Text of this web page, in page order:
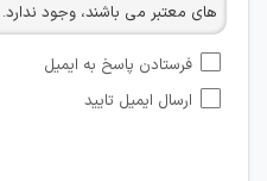
های معتبر می باشند، وجود ندارد.
شبکه های مجازی ارتباطی می
امکان تأیید نظرات کاربرانی
هرگونه تحریک، تحقیر و
فرستادن پاسخ به ایمیل
ارسال ایمیل تایید